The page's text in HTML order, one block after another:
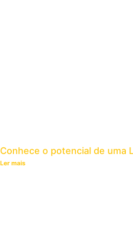
Conhece o potencial de uma
Ler mais